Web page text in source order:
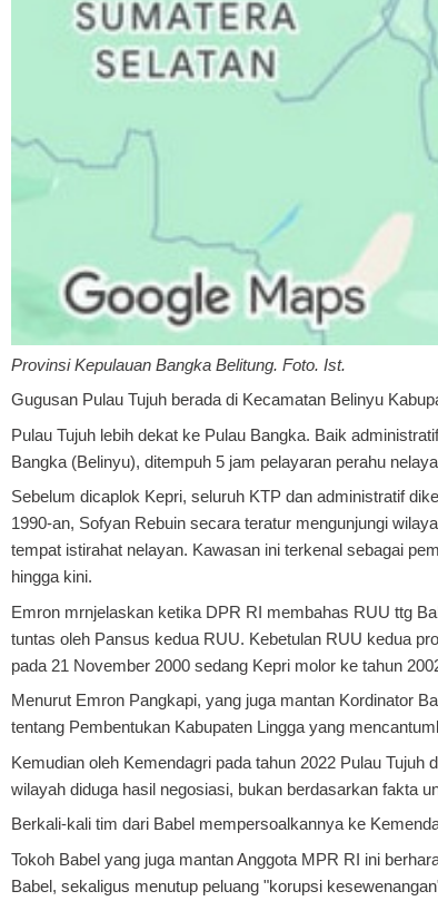
Provinsi Kepulauan Bangka Belitung. Foto. Ist.
Gugusan Pulau Tujuh berada di Kecamatan Belinyu
Pulau Tujuh lebih dekat ke Pulau Bangka. Baik
Bangka (Belinyu), ditempuh 5 jam pelayaran perahu
Sebelum dicaplok Kepri, seluruh KTP dan administratif
1990-an, Sofyan Rebuin secara teratur mengunjungi
tempat istirahat nelayan. Kawasan ini terkenal sebagai
hingga kini.
Emron mrnjelaskan ketika DPR RI membahas RUU ttg
tuntas oleh Pansus kedua RUU. Kebetulan RUU kedua
pada 21 November 2000 sedang Kepri molor ke tahun
Menurut Emron Pangkapi, yang juga mantan Kordinator
tentang Pembentukan Kabupaten Lingga yang
Kemudian oleh Kemendagri pada tahun 2022 Pulau
wilayah diduga hasil negosiasi, bukan berdasarkan fakta
Berkali-kali tim dari Babel mempersoalkannya ke
Tokoh Babel yang juga mantan Anggota MPR RI ini
Babel, sekaligus menutup peluang "korupsi